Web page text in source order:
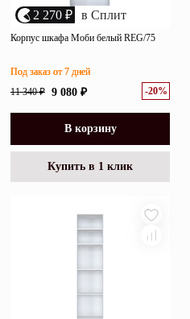
Освещение
О нас
Наши салоны
Покупателям
Обратный звонок
2 270 ₽ в Сплит
Корпус шкафа Моби белый REG/75
11 340 ₽ 9 080 ₽ -20%
Под заказ от 7 дней
В корзину
Купить в 1 клик